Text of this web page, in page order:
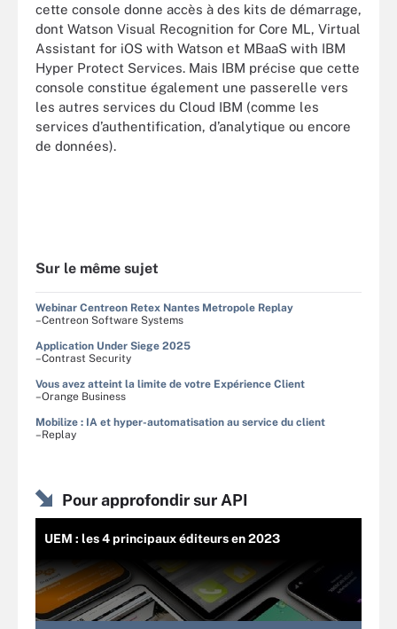
cette console donne accès à des kits de démarrage,
dont Watson Visual Recognition for Core ML, Virtual
Assistant for iOS with Watson et MBaaS with IBM
Hyper Protect Services. Mais IBM précise que cette
console constitue également une passerelle vers
les autres services du Cloud IBM (comme les
services d’authentification, d’analytique ou encore
de données).
Sur le même sujet
Webinar Centreon Retex Nantes Metropole Replay
–Centreon Software Systems
Application Under Siege 2025
–Contrast Security
Vous avez atteint la limite de votre Expérience Client
–Orange Business
Mobilize : IA et hyper-automatisation au service du client
–Replay
Pour approfondir sur API
UEM : les 4 principaux éditeurs en 2023